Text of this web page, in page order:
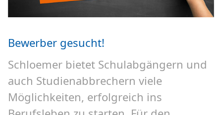
Bewerber gesucht!
Schloemer bietet Schulabgängern und
auch Studienabbrechern viele
Möglichkeiten, erfolgreich ins